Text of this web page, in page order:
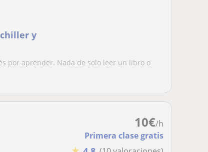
y
por aprender. Nada de solo leer un libro o
10€/h
Primera clase gratis